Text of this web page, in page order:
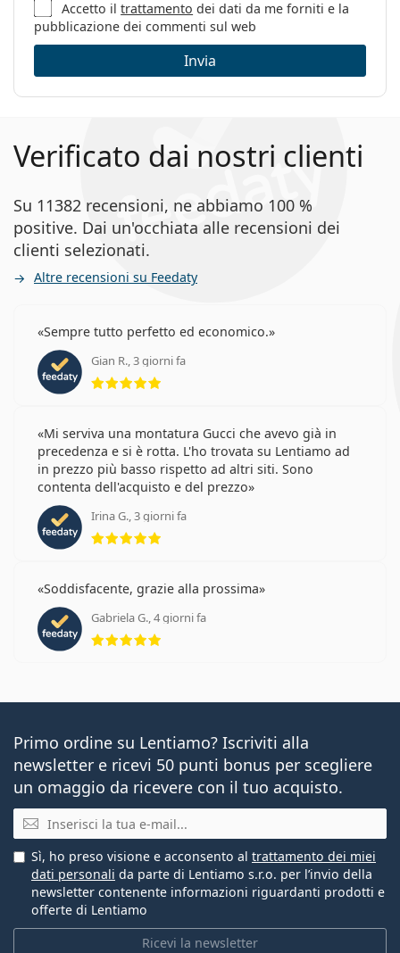
Sesso:
Uomo
Categorie:
Occhiali da vista
Codice:
0VO5492 3048 56
Accetto iltrattamento dei dati da me forniti e la
pubblicazione dei commenti sul web
Invia
Verificato dai nostri clienti
Su 11382 recensioni, ne abbiamo 100 %
positive. Dai un'occhiata alle recensioni dei
clienti selezionati.
Altre recensioni su Feedaty
Sempre tutto perfetto ed economico.
Gian R., 3 giorni fa
Mi serviva una montatura Gucci che avevo già in
precedenza e si è rotta. L'ho trovata su Lentiamo ad
in prezzo più basso rispetto ad altri siti. Sono
contenta dell'acquisto e del prezzo
Irina G., 3 giorni fa
Soddisfacente, grazie alla prossima
Gabriela G., 4 giorni fa
valutazione 5 di 5
Primo ordine su Lentiamo? Iscriviti alla
newsletter e ricevi 50 punti bonus per scegliere
un omaggio da ricevere con il tuo acquisto.
E-mail
Ricevi la newsletter
Sì, ho preso visione e acconsento al trattamento dei miei
dati personali da parte di Lentiamo s.r.o. per l’invio della
newsletter contenente informazioni riguardanti prodotti e
offerte di Lentiamo